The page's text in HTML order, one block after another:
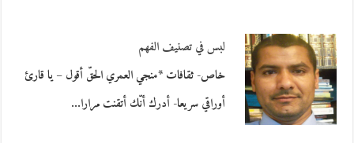
لبس في تصنيف الفهم
خاص- ثقافات *منجي العمري الحقّ أقول – يا قارئ
أوراقي سريعا- أدرك أنّك أتقنت مرارا…